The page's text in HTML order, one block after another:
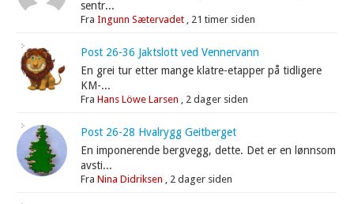
sentr...
FraIngunn Sætervadet , 21 timer siden
Post 26-36 Jaktslott ved Vennervann
En grei tur etter mange klatre-etapper på tidligere
KM-...
FraHans Löwe Larsen , 2 dager siden
Post 26-28 Hvalrygg Geitberget
En imponerende bergvegg, dette. Det er en lønnsom
avsti...
FraNina Didriksen , 2 dager siden